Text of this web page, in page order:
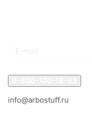
info@arbostuff.ru